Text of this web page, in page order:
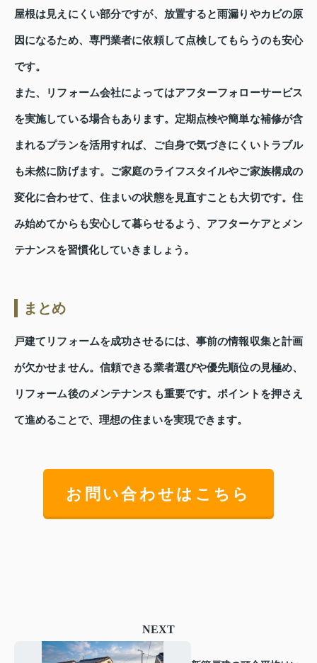
屋根は見えにくい部分ですが、放置すると雨漏りやカビの原
因になるため、専門業者に依頼して点検してもらうのも安心
です。
また、リフォーム会社によってはアフターフォローサービス
を実施している場合もあります。定期点検や簡単な補修が含
まれるプランを活用すれば、ご自身で気づきにくいトラブル
も未然に防げます。ご家庭のライフスタイルやご家族構成の
変化に合わせて、住まいの状態を見直すことも大切です。住
み始めてからも安心して暮らせるよう、アフターケアとメン
テナンスを習慣化していきましょう。
まとめ
戸建てリフォームを成功させるには、事前の情報収集と計画
が欠かせません。信頼できる業者選びや優先順位の見極め、
リフォーム後のメンテナンスも重要です。ポイントを押さえ
て進めることで、理想の住まいを実現できます。
お問い合わせはこちら
NEXT